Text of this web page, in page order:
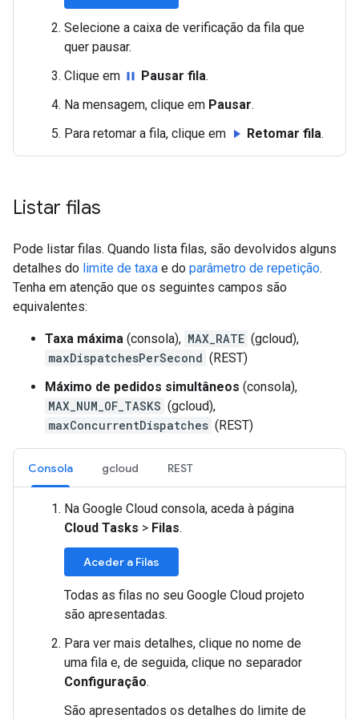
Selecione a caixa de verificação da fila que
quer pausar.
Clique em pause Pausar fila.
Na mensagem, clique em Pausar.
Para retomar a fila, clique em play_arrow Retomar fila.
Listar filas
Pode listar filas. Quando lista filas, são devolvidos alguns
detalhes do limite de taxa e do parâmetro de repetição.
Tenha em atenção que os seguintes campos são
equivalentes:
Taxa máxima (consola), MAX_RATE (gcloud),
maxDispatchesPerSecond (REST)
Máximo de pedidos simultâneos (consola),
MAX_NUM_OF_TASKS (gcloud),
maxConcurrentDispatches (REST)
Consola gcloud REST
Na Google Cloud consola, aceda à página
Cloud Tasks > Filas.
Aceder a Filas
Todas as filas no seu Google Cloud projeto
são apresentadas.
Para ver mais detalhes, clique no nome de
uma fila e, de seguida, clique no separador
Configuração.
São apresentados os detalhes do limite de